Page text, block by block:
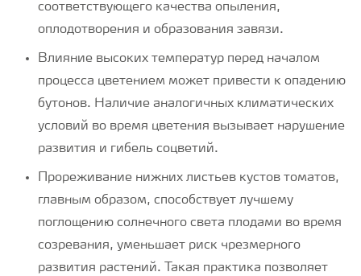
соответствующего качества опыления,
оплодотворения и образования завязи.
Влияние высоких температур перед началом
процесса цветением может привести к опадению
бутонов. Наличие аналогичных климатических
условий во время цветения вызывает нарушение
развития и гибель соцветий.
Прореживание нижних листьев кустов томатов,
главным образом, способствует лучшему
поглощению солнечного света плодами во время
созревания, уменьшает риск чрезмерного
развития растений. Такая практика позволяет